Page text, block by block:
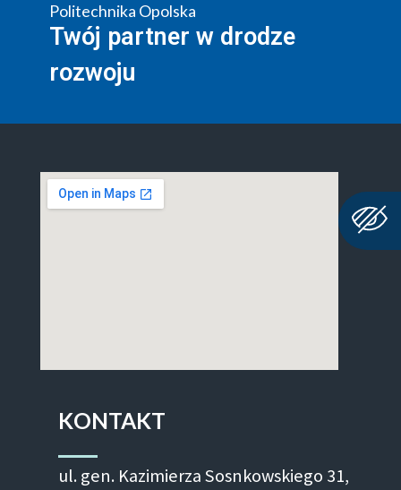
Politechnika Opolska
Twój partner w drodze
rozwoju
KONTAKT
ul. gen. Kazimierza Sosnkowskiego 31,